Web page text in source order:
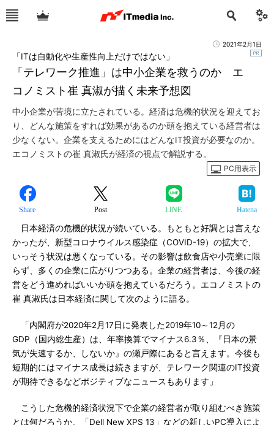
2021年2月1日
「テレワーク推進」は中小企業を救うのか エ
コノミスト崔 真淑が描く未来予想図
「ITは自動化や生産性向上だけではない」
中小企業が苦境に立たされている。経済は危機的状況を迎えてお
り、どんな施策をすれば効果があるのか頭を抱えている経営者は
少なくない。企業を支えるためにはどんなIT投資が必要なのか。
エコノミストの崔 真淑氏が経済の視点で解説する。
PC用表示
Share Post LINE Hatena
日本経済の危機的状況が続いている。もともと好調とは言えな
かったが、新型コロナウイルス感染症（COVID-19）の拡大で、
いっそう状況は悪くなっている。その影響は飲食店や小売業に限
らず、多くの企業に広がりつつある。企業の経営者は、今後の経
営をどう進めればいいか頭を抱えているだろう。エコノミストの
崔 真淑氏は日本経済に関して次のように語る。
「内閣府が2020年2月17日に発表した2019年10～12月の
GDP（国内総生産）は、年率換算でマイナス6.3％、『日本の景
気が失速するか、しないか』の瀬戸際にあると言えます。今後も
短期的にはマイナス成長は続きますが、テレワーク関連のIT投資
が期待できるなどポジティブなニュースもあります」
こうした危機的経済状況下で企業の経営者が取り組むべき施策
とは何だろうか。「Dell New XPS 13」などの新しいPC導入によ